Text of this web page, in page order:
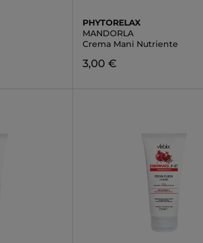
PHYTORELAX
MANDORLA
Crema Mani Nutriente
3,00 €